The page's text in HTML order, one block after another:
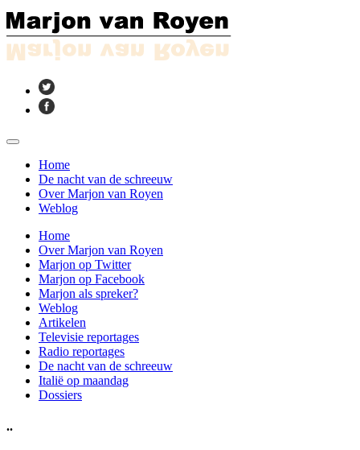
Home
De nacht van de schreeuw
Over Marjon van Royen
Weblog
Home
Over Marjon van Royen
Marjon op Twitter
Marjon op Facebook
Marjon als spreker?
Weblog
Artikelen
Televisie reportages
Radio reportages
De nacht van de schreeuw
Italië op maandag
Dossiers
..